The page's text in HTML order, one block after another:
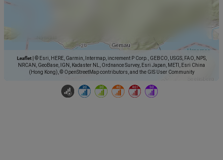
Leaflet
© Esri, HERE, Garmin, Intermap, increment P Corp., GEBCO, USGS, FAO, NPS,
NRCAN, GeoBase, IGN, Kadaster NL, Ordnance Survey, Esri Japan, METI, Esri China
(Hong Kong), © OpenStreetMap contributors, and the GIS User Community